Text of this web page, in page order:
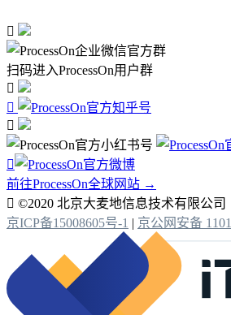

扫码进入ProcessOn用户群




前往ProcessOn全球网站 →
 ©2020 北京大麦地信息技术有限公司
京ICP备15008605号-1 | 京公网安备